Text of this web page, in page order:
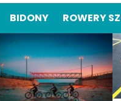
BIDONY ROWERY